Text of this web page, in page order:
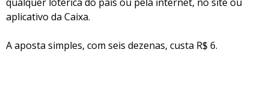
aplicativo da Caixa.
A aposta simples, com seis dezenas, custa R$ 6.